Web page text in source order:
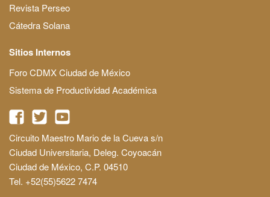
Revista Perseo
Cátedra Solana
Sitios Internos
Foro CDMX Ciudad de México
Sistema de Productividad Académica
Circuito Maestro Mario de la Cueva s/n
Ciudad Universitaria, Deleg. Coyoacán
Ciudad de México, C.P. 04510
Tel. +52(55)5622 7474